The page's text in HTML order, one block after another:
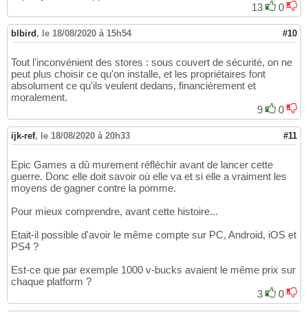
13
0
blbird , le 18/08/2020 à 15h54 #10
Tout l'inconvénient des stores : sous couvert de sécurité, on ne
peut plus choisir ce qu'on installe, et les propriétaires font
absolument ce qu'ils veulent dedans, financièrement et
moralement.
9
0
ijk-ref, le 18/08/2020 à 20h33 #11
Epic Games a dû murement réfléchir avant de lancer cette
guerre. Donc elle doit savoir où elle va et si elle a vraiment les
moyens de gagner contre la pomme.
Pour mieux comprendre, avant cette histoire...
Etait-il possible d'avoir le même compte sur PC, Android, iOS et
PS4 ?
Est-ce que par exemple 1000 v-bucks avaient le même prix sur
chaque platform ?
3
0